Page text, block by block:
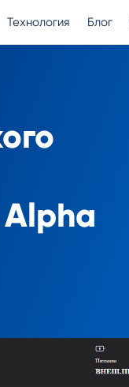
Технология Блог